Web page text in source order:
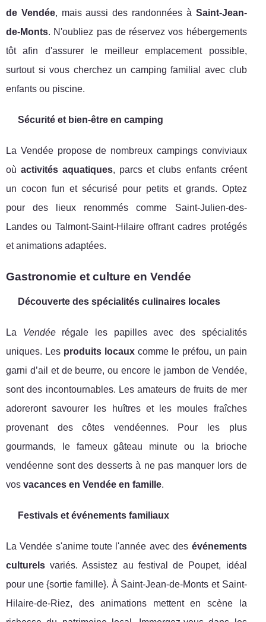
de Vendée, mais aussi des randonnées à Saint-Jean-
de-Monts. N'oubliez pas de réservez vos hébergements
tôt afin d'assurer le meilleur emplacement possible,
surtout si vous cherchez un camping familial avec club
enfants ou piscine.
Sécurité et bien-être en camping
La Vendée propose de nombreux campings conviviaux
oùactivités aquatiques, parcs et clubs enfants créent
un cocon fun et sécurisé pour petits et grands. Optez
pour des lieux renommés comme Saint-Julien-des-
Landes ou Talmont-Saint-Hilaire offrant cadres protégés
et animations adaptées.
Gastronomie et culture en Vendée
Découverte des spécialités culinaires locales
La Vendéerégale les papilles avec des spécialités
uniques. Les produits locaux comme le préfou, un pain
garni d’ail et de beurre, ou encore le jambon de Vendée,
sont des incontournables. Les amateurs de fruits de mer
adoreront savourer les huîtres et les moules fraîches
provenant des côtes vendéennes. Pour les plus
gourmands, le fameux gâteau minute ou la brioche
vendéenne sont des desserts à ne pas manquer lors de
vos vacances en Vendée en famille.
Festivals et événements familiaux
La Vendée s'anime toute l'année avec des événements
culturels variés. Assistez au festival de Poupet, idéal
pour une {sortie famille}. À Saint-Jean-de-Monts et Saint-
Hilaire-de-Riez, des animations mettent en scène la